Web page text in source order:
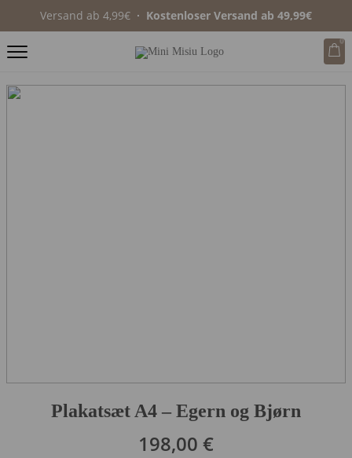
Versand ab 4,99€ ∙ Kostenloser Versand ab 49,99€
0
Plakatsæt A4 – Egern og Bjørn
198,00 €